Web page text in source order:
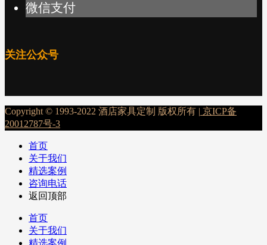
微信支付
关注公众号
Copyright © 1993-2022 酒店家具定制 版权所有 | 京ICP备
20012787号-3
首页
关于我们
精选案例
咨询电话
返回顶部
首页
关于我们